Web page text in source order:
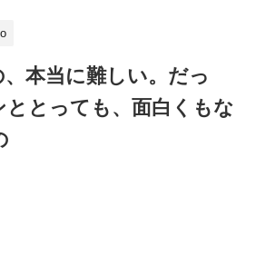
本当に難しい。だっ
とっても、面白くもな